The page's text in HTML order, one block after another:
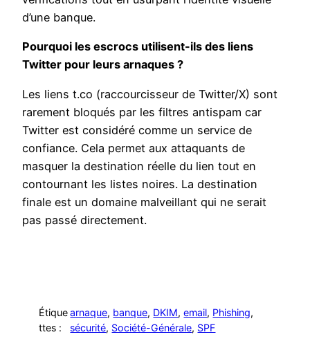
d’une banque.
Pourquoi les escrocs utilisent-ils des liens
Twitter pour leurs arnaques ?
Les liens t.co (raccourcisseur de Twitter/X) sont
rarement bloqués par les filtres antispam car
Twitter est considéré comme un service de
confiance. Cela permet aux attaquants de
masquer la destination réelle du lien tout en
contournant les listes noires. La destination
finale est un domaine malveillant qui ne serait
pas passé directement.
Étique
ttes :
arnaque, banque, DKIM, email, Phishing
sécurité, Société-Générale, SPF